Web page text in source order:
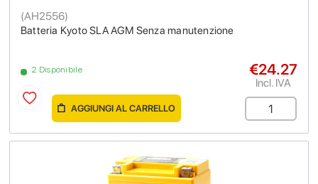
Batteria Kyoto SLA AGM Senza manutenzione
(AH2556)
2 Disponibile €24.27
Incl. IVA
AGGIUNGI AL CARRELLO